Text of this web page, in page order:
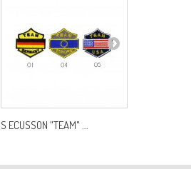
S ECUSSON "TEAM" ...